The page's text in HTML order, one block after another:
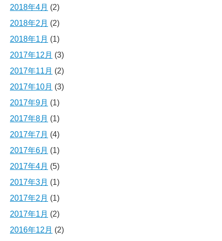
2018年4月 (2)
2018年2月 (2)
2018年1月 (1)
2017年12月 (3)
2017年11月 (2)
2017年10月 (3)
2017年9月 (1)
2017年8月 (1)
2017年7月 (4)
2017年6月 (1)
2017年4月 (5)
2017年3月 (1)
2017年2月 (1)
2017年1月 (2)
2016年12月 (2)